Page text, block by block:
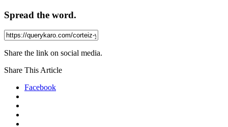
Spread the word.
Share the link on social media.
Share This Article
Facebook